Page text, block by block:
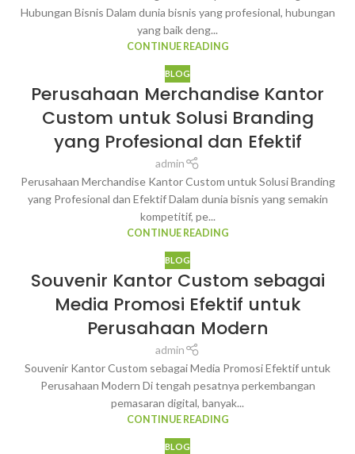
Hubungan Bisnis Dalam dunia bisnis yang profesional, hubungan
yang baik deng...
CONTINUE READING
BLOG
Perusahaan Merchandise Kantor
Custom untuk Solusi Branding
yang Profesional dan Efektif
admin
Perusahaan Merchandise Kantor Custom untuk Solusi Branding
yang Profesional dan Efektif Dalam dunia bisnis yang semakin
kompetitif, pe...
CONTINUE READING
BLOG
Souvenir Kantor Custom sebagai
Media Promosi Efektif untuk
Perusahaan Modern
admin
Souvenir Kantor Custom sebagai Media Promosi Efektif untuk
Perusahaan Modern Di tengah pesatnya perkembangan
pemasaran digital, banyak...
CONTINUE READING
BLOG